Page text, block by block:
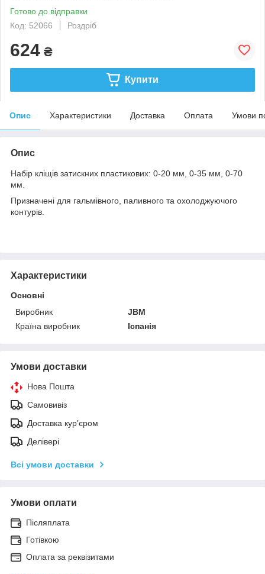
Готово до відправки
Код: 52066
Роздріб
624 ₴
Купити
Опис Характеристики Доставка Оплата Умови
Опис
Набір кліщів затискних пластикових: 0-20 мм, 0-35 мм, 0-70
мм.
Призначені для гальмівного, паливного та охолоджуючого
контурів.
Характеристики
Основні
Виробник
JBM
Країна виробник
Іспанія
Умови доставки
Нова Пошта
Самовивіз
Доставка кур'єром
Делівері
Всі умови доставки
Умови оплати
Післяплата
Готівкою
Оплата за реквізитами